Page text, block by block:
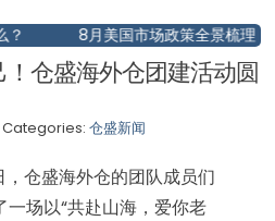
国市场政策全景梳理：AWD调整、旺
仓盛海外仓团建活动圆
Categories: 仓盛新闻
仓盛海外仓的团队成员们
场以“共赴山海，爱你老